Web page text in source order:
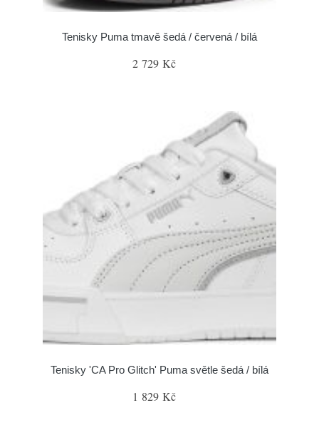
Tenisky Puma tmavě šedá / červená / bílá
2 729 Kč
Tenisky 'CA Pro Glitch' Puma světle šedá / bílá
1 829 Kč